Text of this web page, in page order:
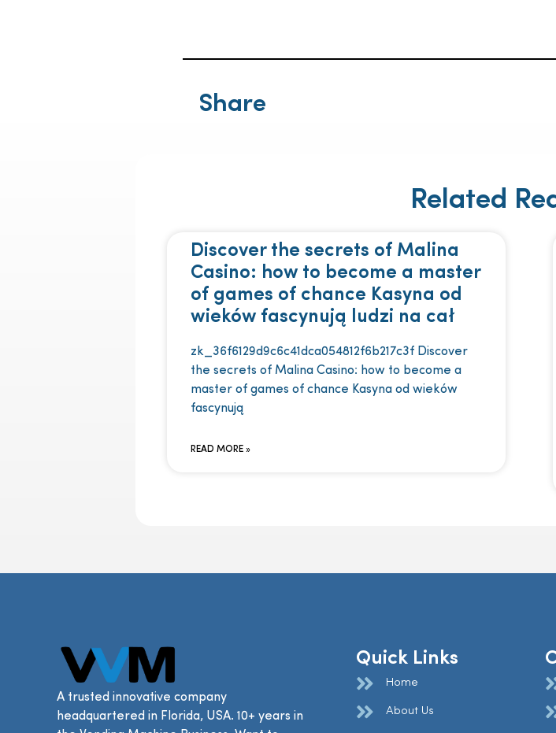
Share
Related
Discover the secrets of Malina
Casino: how to become a master
of games of chance Kasyna od
wieków fascynują ludzi na cał
zk_36f6129d9c6c41dca054812f6b217c3f Discover
the secrets of Malina Casino: how to become a
master of games of chance Kasyna od wieków
fascynują
READ MORE »
A trusted innovative company
headquartered in Florida, USA. 10+ years in
Quick Links
Home
About Us